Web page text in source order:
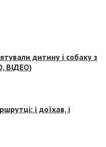
дитину і собаку з
ВІДЕО)
і доїхав, і